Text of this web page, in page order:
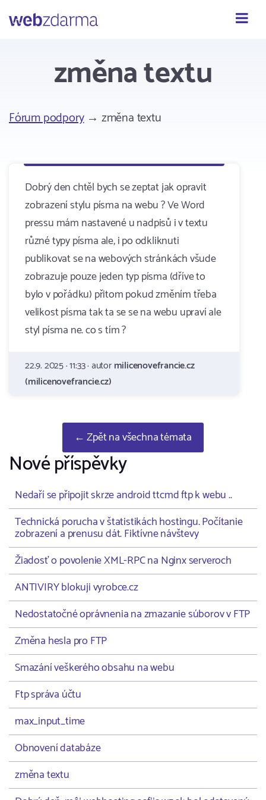
Webzdarma
změna textu
Fórum podpory→ změna textu
Dobrý den chtěl bych se zeptat jak opravit
zobrazení stylu písma na webu ? Ve Word
pressu mám nastavené u nadpisů i v textu
různé typy písma ale, i po odkliknuti
publikovat se na webových stránkách všude
zobrazuje pouze jeden typ písma (dříve to
bylo v pořádku) přitom pokud změním třeba
velikost písma tak ta se se na webu upraví ale
styl písma ne. co s tím ?
22.9. 2025 · 11:33 · autormilicenovefrancie.cz
(milicenovefrancie.cz)
← Zpět na všechna témata
Nové příspěvky
Nedaří se připojit skrze android ttcmd ftp k webu ..
Technická porucha v štatistikách hostingu. Počítanie
zobrazení a prenusu dát. Fiktívne návštevy
Žiadosť o povolenie XML-RPC na Nginx serveroch
ANTIVIRY blokuji vyrobce.cz
Nedostatočné oprávnenia na zmazanie súborov v FTP
Změna hesla pro FTP
Smazání veškerého obsahu na webu
Ftp správa účtu
max_input_time
Obnovení databáze
změna textu